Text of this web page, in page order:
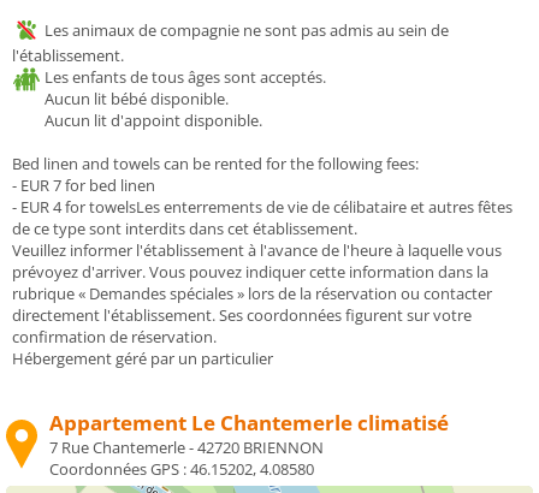
Les animaux de compagnie ne sont pas admis au sein de
l'établissement.
Les enfants de tous âges sont acceptés.
Aucun lit bébé disponible.
Aucun lit d'appoint disponible.
Bed linen and towels can be rented for the following fees:
- EUR 7 for bed linen
- EUR 4 for towelsLes enterrements de vie de célibataire et autres fêtes
de ce type sont interdits dans cet établissement.
Veuillez informer l'établissement à l'avance de l'heure à laquelle vous
prévoyez d'arriver. Vous pouvez indiquer cette information dans la
rubrique « Demandes spéciales » lors de la réservation ou contacter
directement l'établissement. Ses coordonnées figurent sur votre
confirmation de réservation.
Hébergement géré par un particulier
Appartement Le Chantemerle climatisé
7 Rue Chantemerle - 42720 BRIENNON
Coordonnées GPS :46.15202, 4.08580